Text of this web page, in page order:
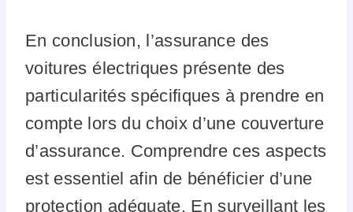
En conclusion, l’assurance des
voitures électriques présente des
particularités spécifiques à prendre en
compte lors du choix d’une couverture
d’assurance. Comprendre ces aspects
est essentiel afin de bénéficier d’une
protection adéquate. En surveillant les